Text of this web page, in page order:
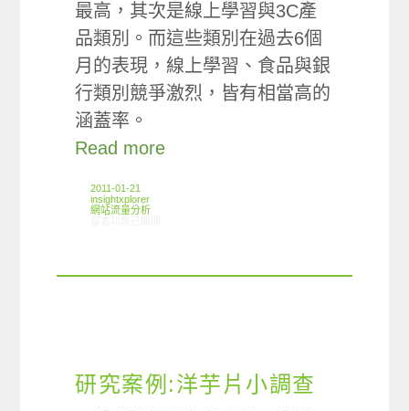
最高，其次是線上學習與3C產
品類別。而這些類別在過去6個
月的表現，線上學習、食品與銀
行類別競爭激烈，皆有相當高的
涵蓋率。
Read more
2011-01-21
insightxplorer
網站流量分析
研究案例:洋芋片小調查